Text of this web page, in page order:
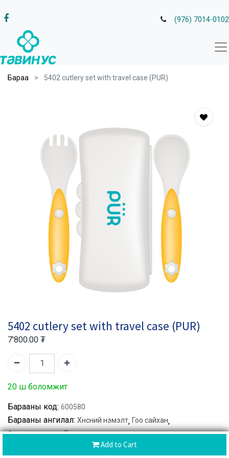
(976) 7014-0102
Бараа 5402 cutlery set with travel case (PUR)
Add to Cart
5402 cutlery set with travel case (PUR)
7'800.00 ₮
20 ш боломжит
Барааны код: 600580
Барааны ангилал: Хүнсний нэмэлт, Гоо сайхан,
Өргөн хэрэглээ, Бусад